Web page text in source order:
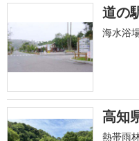
道の
海水浴
高知
熱帯雨